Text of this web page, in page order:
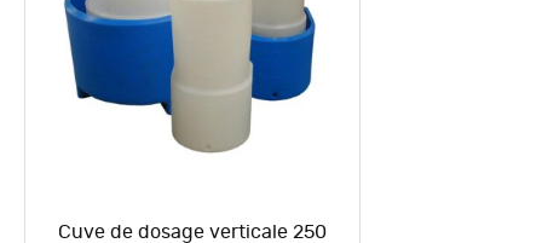
Cuve de dosage verticale 250